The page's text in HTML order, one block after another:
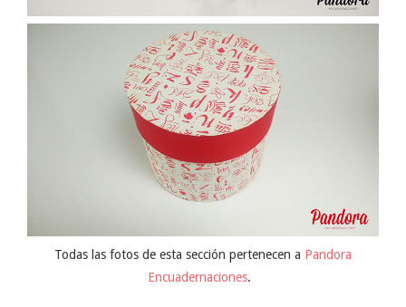
Todas las fotos de esta sección pertenecen a Pandora
Encuadernaciones.